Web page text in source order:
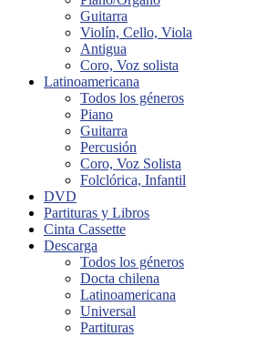
Guitarra
Violín, Cello, Viola
Antigua
Coro, Voz solista
Latinoamericana
Todos los géneros
Piano
Guitarra
Percusión
Coro, Voz Solista
Folclórica, Infantil
DVD
Partituras y Libros
Cinta Cassette
Descarga
Todos los géneros
Docta chilena
Latinoamericana
Universal
Partituras